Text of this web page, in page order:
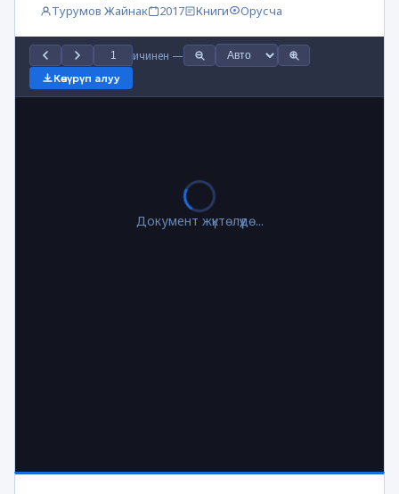
Турумов Жайнак 2017 Книги Орусча
ичинен —
Көчүрүп алуу
Документ жүктөлүүдө...